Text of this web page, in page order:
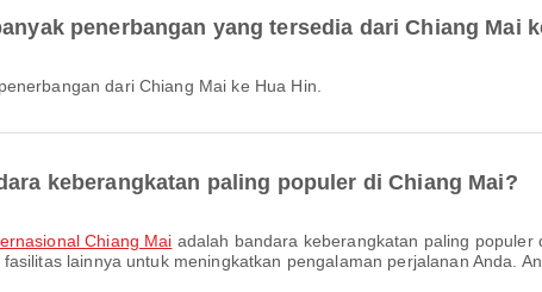
penerbangan yang tersedia dari Chiang Mai
dari Chiang Mai ke Hua Hin.
keberangkatan paling populer di Chiang Mai?
Chiang Mai adalah bandara keberangkatan paling
lainnya untuk meningkatkan pengalaman perjalanan Anda.